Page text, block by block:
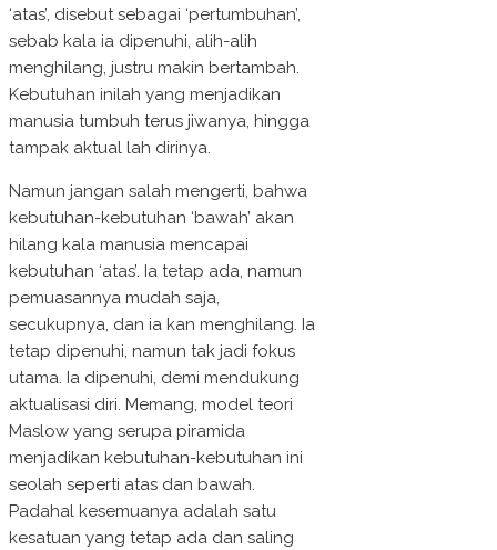
‘atas’, disebut sebagai ‘pertumbuhan’,
sebab kala ia dipenuhi, alih-alih
menghilang, justru makin bertambah.
Kebutuhan inilah yang menjadikan
manusia tumbuh terus jiwanya, hingga
tampak aktual lah dirinya.
Namun jangan salah mengerti, bahwa
kebutuhan-kebutuhan ‘bawah’ akan
hilang kala manusia mencapai
kebutuhan ‘atas’. Ia tetap ada, namun
pemuasannya mudah saja,
secukupnya, dan ia kan menghilang. Ia
tetap dipenuhi, namun tak jadi fokus
utama. Ia dipenuhi, demi mendukung
aktualisasi diri. Memang, model teori
Maslow yang serupa piramida
menjadikan kebutuhan-kebutuhan ini
seolah seperti atas dan bawah.
Padahal kesemuanya adalah satu
kesatuan yang tetap ada dan saling